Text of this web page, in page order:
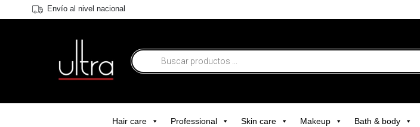
Envío al nivel nacional
Hair care Professional Skin care Makeup Bath & body